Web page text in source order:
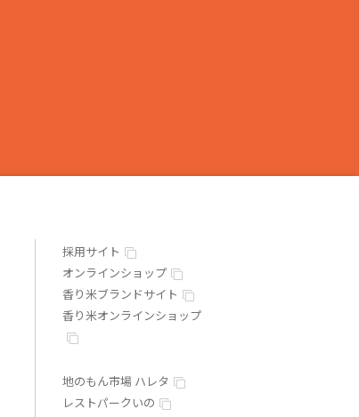
採用サイト
オンラインショップ
香り米ブランドサイト
香り米オンラインショップ
地のもん市場 ハレタ
レストパークいの